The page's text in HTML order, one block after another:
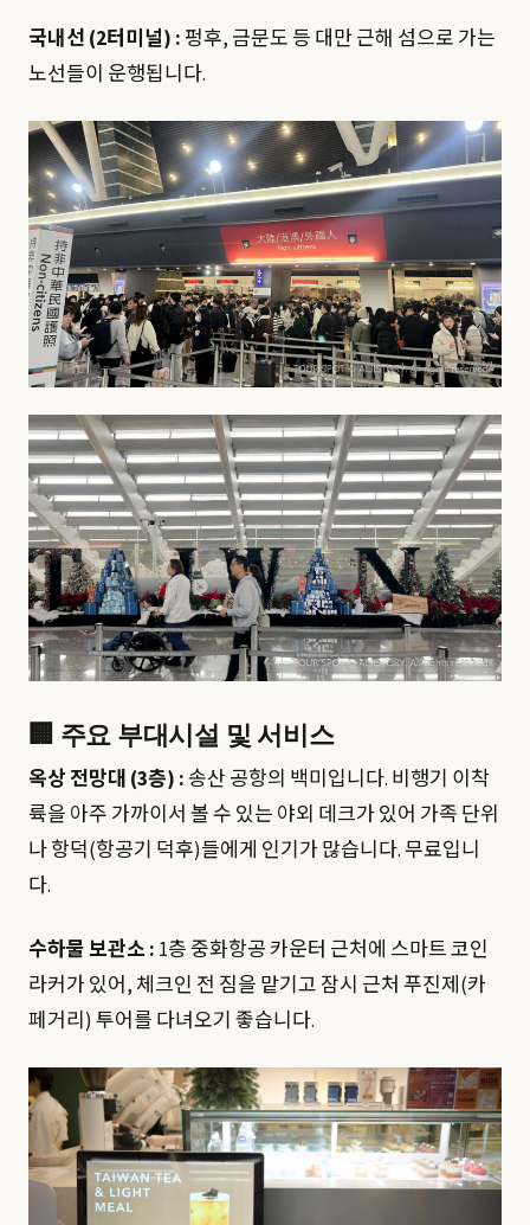
국내선 (2터미널) : 펑후, 금문도 등 대만 근해 섬으로 가는
노선들이 운행됩니다.
🏢 주요 부대시설 및 서비스
옥상 전망대 (3층) :송산 공항의 백미입니다. 비행기 이착
륙을 아주 가까이서 볼 수 있는 야외 데크가 있어 가족 단위
나 항덕(항공기 덕후)들에게 인기가 많습니다. 무료입니
다.
수하물 보관소 : 1층 중화항공 카운터 근처에 스마트 코인
라커가 있어, 체크인 전 짐을 맡기고 잠시 근처 푸진제(카
페거리) 투어를 다녀오기 좋습니다.